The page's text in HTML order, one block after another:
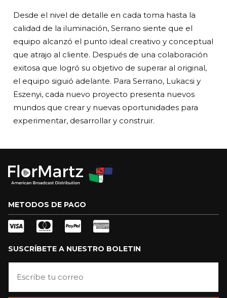
Desde el nivel de detalle en cada toma hasta la
calidad de la iluminación, Serrano siente que el
equipo alcanzó el punto ideal creativo y conceptual
que atrajo al cliente. Después de una colaboración
exitosa que logró su objetivo de superar al original,
el equipo siguió adelante. Para Serrano, Lukacsi y
Eszenyi, cada nuevo proyecto presenta nuevos
mundos que crear y nuevas oportunidades para
experimentar, desarrollar y construir.
METODOS DE PAGO
SUSCRÍBETE A NUESTRO BOLETIN